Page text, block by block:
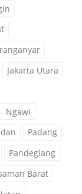
Jakarta Utara
Ngawi
Padang
Pandeglang
Barat